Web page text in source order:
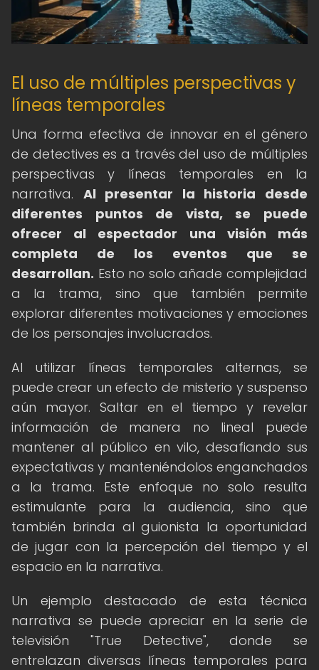
El uso de múltiples perspectivas y
líneas temporales
Una forma efectiva de innovar en el género
de detectives es a través del uso de múltiples
perspectivas y líneas temporales en la
narrativa. Al presentar la historia desde
diferentes puntos de vista, se puede
ofrecer al espectador una visión más
completa de los eventos que se
desarrollan. Esto no solo añade complejidad
a la trama, sino que también permite
explorar diferentes motivaciones y emociones
de los personajes involucrados.
Al utilizar líneas temporales alternas, se
puede crear un efecto de misterio y suspenso
aún mayor. Saltar en el tiempo y revelar
información de manera no lineal puede
mantener al público en vilo, desafiando sus
expectativas y manteniéndolos enganchados
a la trama. Este enfoque no solo resulta
estimulante para la audiencia, sino que
también brinda al guionista la oportunidad
de jugar con la percepción del tiempo y el
espacio en la narrativa.
Un ejemplo destacado de esta técnica
narrativa se puede apreciar en la serie de
televisión "True Detective", donde se
entrelazan diversas líneas temporales para